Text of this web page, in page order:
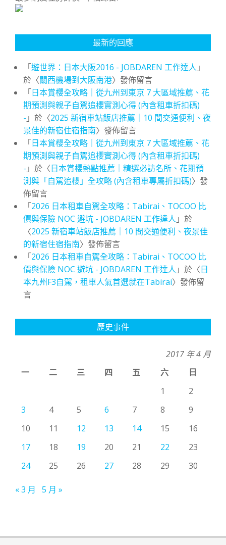
最新的回應
「遊世界：日本大阪2016 - JOBDAREN 工作達人 」
於〈關西機場到大阪南港〉發佈留言
「日本賞櫻全攻略｜從九州到東京 7 大區域推薦、花
期預測與親子自駕追櫻實測心得 (內含租車折扣碼)
- 」於〈2025 新宿車站飯店推薦｜10 間交通便利、夜
景佳的新宿住宿指南〉發佈留言
「日本賞櫻全攻略｜從九州到東京 7 大區域推薦、花
期預測與親子自駕追櫻實測心得 (內含租車折扣碼)
- 」於〈日本賞櫻熱點推薦｜精選必訪名所、花期預
測與「自駕追櫻」全攻略 (內含租車專屬折扣碼)〉發
佈留言
「2026 日本租車自駕全攻略：Tabirai、TOCOO 比
價與保險 NOC 避坑 - JOBDAREN 工作達人 」於
〈2025 新宿車站飯店推薦｜10 間交通便利、夜景佳
的新宿住宿指南〉發佈留言
「2026 日本租車自駕全攻略：Tabirai、TOCOO 比
價與保險 NOC 避坑 - JOBDAREN 工作達人 」於〈日
本九州F3自駕，租車人氣首選就在Tabirai〉發佈留
言
歷史事件
2017 年 4 月
一
二 三 四 五 六
日
1
2
3
4 5 6 7 8
9
10
11 12 13 14 15
16
17
18 19 20 21 22
23
24
25 26 27 28 29 30
« 3 月 5 月 »